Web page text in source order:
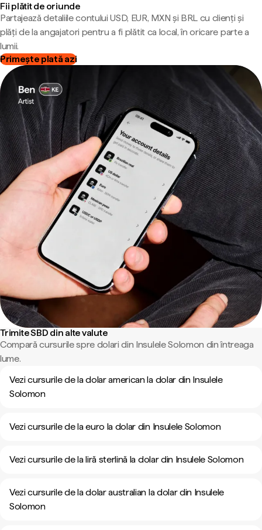
Fii plătit de oriunde
Partajează detaliile contului USD, EUR, MXN și BRL cu clienți și
plăți de la angajatori pentru a fi plătit ca local, în oricare parte a
lumii.
Primește plată azi
Trimite SBD din alte valute
Compară cursurile spre dolari din Insulele Solomon din întreaga
lume.
Vezi cursurile de la dolar american la dolar din Insulele
Solomon
Vezi cursurile de la euro la dolar din Insulele Solomon
Vezi cursurile de la liră sterlină la dolar din Insulele Solomon
Vezi cursurile de la dolar australian la dolar din Insulele
Solomon